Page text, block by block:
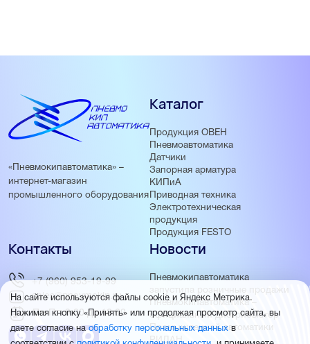
«Пневмокипавтоматика» –
интернет-магазин
промышленного оборудования
Каталог
Продукция ОВЕН
Пневмоавтоматика
Датчики
Запорная арматура
КИПиА
Приводная техника
Электротехническая
продукция
Продукция FESTO
Новости
Пневмокипавтоматика
запустила розничные продажи
Пневмокипавтоматика –
официальный дистрибьютор
Промышленной автоматики
РИДАН
Контакты
+7 (960) 953-19-99
sales@pnevmokip.ru
Пн-Пт: 9:00 до 18:00
На сайте используются файлы cookie и Яндекс Метрика.
Нажимая кнопку «Принять» или продолжая просмотр сайта, вы
даете согласие наобработку персональных данныхв